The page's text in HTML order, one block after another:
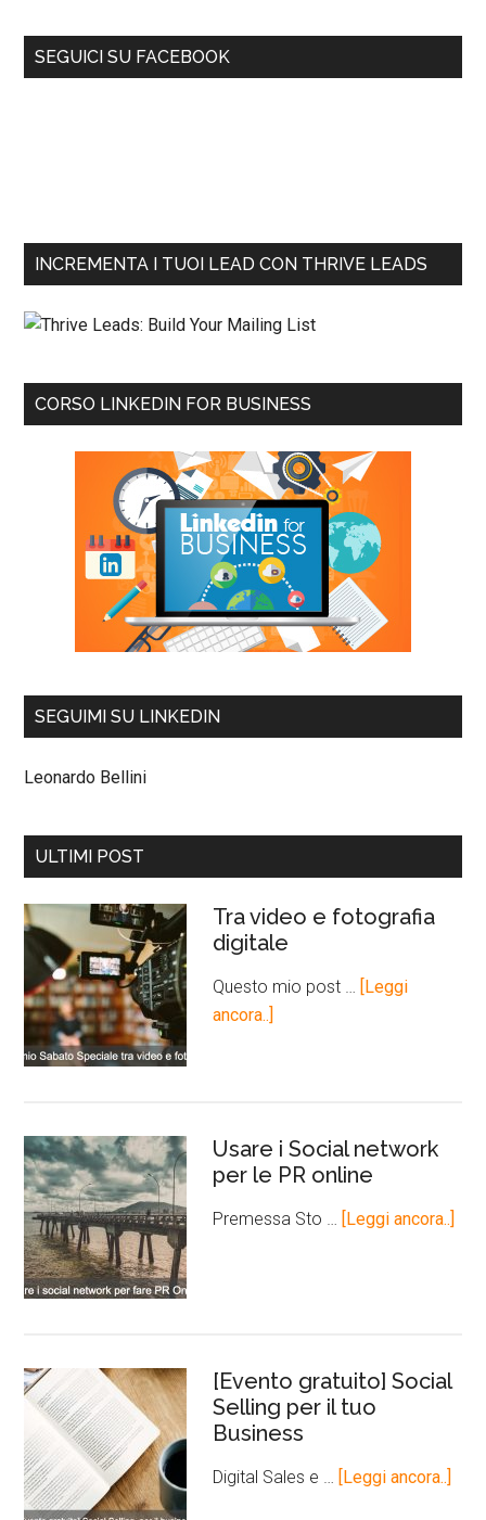
SEGUICI SU FACEBOOK
INCREMENTA I TUOI LEAD CON THRIVE LEADS
CORSO LINKEDIN FOR BUSINESS
SEGUIMI SU LINKEDIN
Leonardo Bellini
ULTIMI POST
Tra video e fotografia
digitale
Questo mio post … [Leggi
ancora..]
Usare i Social network
per le PR online
Premessa Sto … [Leggi ancora..]
[Evento gratuito] Social
Selling per il tuo
Business
Digital Sales e … [Leggi ancora..]